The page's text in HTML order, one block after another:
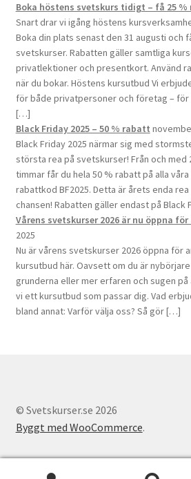
Boka höstens svetskurs tidigt – få 25
Snart drar vi igång höstens
Boka din plats senast den 31 augusti och
svetskurser. Rabatten gäller samtliga
privatlektioner och presentkort. Använd
när du bokar. Höstens kursutbud Vi
för både privatpersoner och företag – för
[…]
Black Friday 2025 – 50 % rabatt
Black Friday 2025 närmar sig med
största rea på svetskurser! Från och med
timmar får du hela 50 % rabatt på alla
rabattkod BF2025. Detta är årets enda
chansen! Rabatten gäller endast på Black
Vårens svetskurser 2026 är nu öppna
2025
Nu är vårens svetskurser 2026 öppna för
kursutbud här. Oavsett om du är
grunderna eller mer erfaren och sugen
vi ett kursutbud som passar dig. Vad
bland annat: Varför välja oss? Så gör […]
© Svetskurser.se 2026
Byggt med WooCommerce.